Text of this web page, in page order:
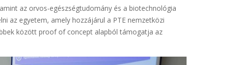
az orvos-egészségtudomány és a biotechnológia
az egyetem, amely hozzájárul a PTE nemzetközi
között proof of concept alapból támogatja az